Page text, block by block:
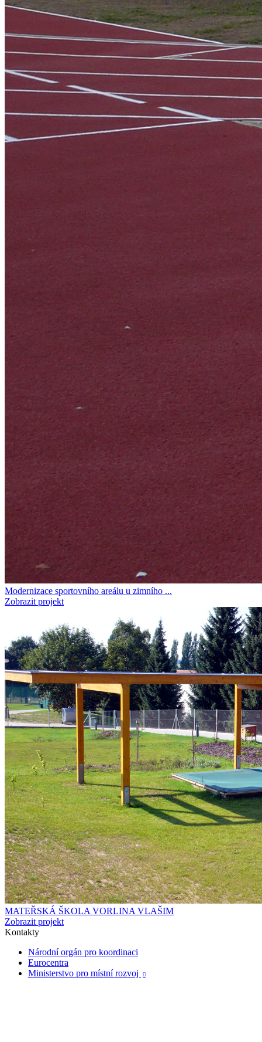
Modernizace sportovního areálu u zimního ...
Zobrazit projekt
MATEŘSKÁ ŠKOLA VORLINA VLAŠIM
Zobrazit projekt
Kontakty
Národní orgán pro koordinaci
Eurocentra
Ministerstvo pro místní rozvoj
